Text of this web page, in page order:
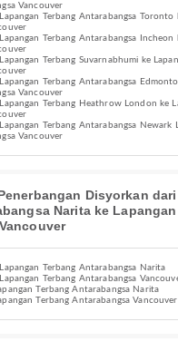
Vancouver
Terbang Antarabangsa Toronto
Terbang Antarabangsa Incheon
Terbang Suvarnabhumi ke
Terbang Antarabangsa
Vancouver
Terbang Heathrow London ke
Terbang Antarabangsa Newark
Vancouver
Disyorkan
Narita ke
Terbang Antarabangsa Narita
Terbang Antarabangsa
Terbang Antarabangsa Narita
Terbang Antarabangsa Vancouver